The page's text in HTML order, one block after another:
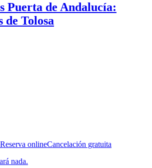
Puerta de Andalucía:
de Tolosa
Reserva onlineCancelación gratuita
nada.